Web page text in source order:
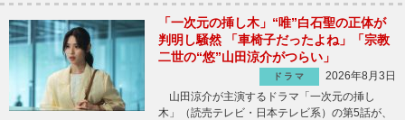
「一次元の挿し木」“唯”白石聖の正体が
判明し騒然 「車椅子だったよね」「宗教
二世の“悠”山田涼介がつらい」
ドラマ
2026年8月3日
山田涼介が主演するドラマ「一次元の挿し
木」（読売テレビ・日本テレビ系）の第5話が、